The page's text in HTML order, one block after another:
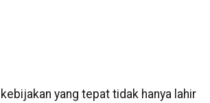
yang tepat tidak hanya lahir